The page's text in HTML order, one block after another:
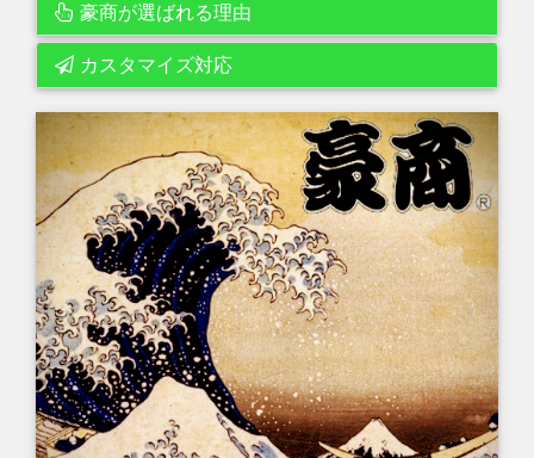
豪商が選ばれる理由
カスタマイズ対応